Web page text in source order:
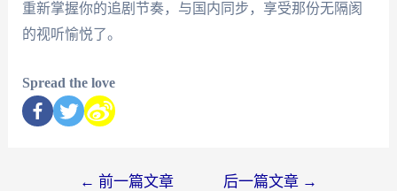
重新掌握你的追剧节奏，与国内同步，享受那份无隔阂
的视听愉悦了。
Spread the love
← 前一篇文章 后一篇文章 →